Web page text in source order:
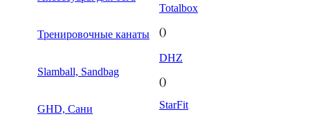
Тренировочные канаты
Slamball, Sandbag
GHD, Сани
Totalbox
()
DHZ
()
StarFit